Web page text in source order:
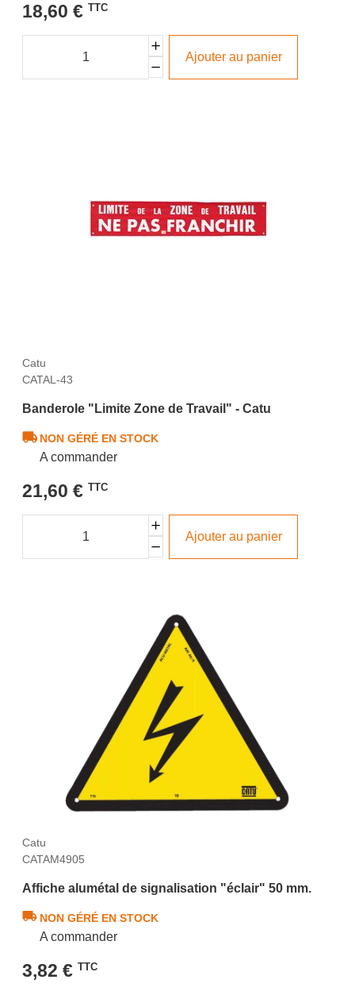
18,60 € TTC
Ajouter au panier
Catu
CATAL-43
Banderole "Limite Zone de Travail" - Catu
NON GÉRÉ EN STOCK
A commander
21,60 € TTC
Ajouter au panier
Catu
CATAM4905
Affiche alumétal de signalisation "éclair" 50 mm.
NON GÉRÉ EN STOCK
A commander
3,82 € TTC